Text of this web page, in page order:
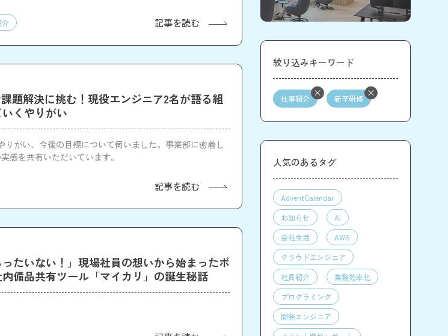
介 記事を読む
題解決に挑む！現役エンジニア2名が語る組
くやりがい
がい、今後の目標について伺いました。事業部に密着し
感を共有いただいています。
記事を読む
たいない！」現場社員の想いから始まったボ
備品共有ツール「マイカリ」の誕生秘話
絞り込みキーワード
仕事紹介 新卒研修
人気のあるタグ
AdventCalendar
お知らせ
AI
会社生活
AWS
クラウドエンジニア
社員紹介
業務効率化
プログラミング
開発エンジニア